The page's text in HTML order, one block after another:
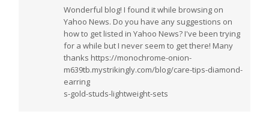
Wonderful blog! I found it while browsing on
Yahoo News. Do you have any suggestions on
how to get listed in Yahoo News? I've been trying
for a while but I never seem to get there! Many
thanks https://monochrome-onion-
m639tb.mystrikingly.com/blog/care-tips-diamond-
earring
s-gold-studs-lightweight-sets